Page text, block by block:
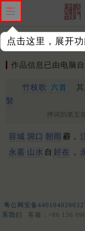
点击这里，展开
作品 标注四声 出
作品信息已由电脑
竹枝歌 六首
褧
押词韵第五
容城 洞口 朝雨 霾，
永嘉 山水 自 好在 ，
粤公网安备
系我们
客服：+86 136